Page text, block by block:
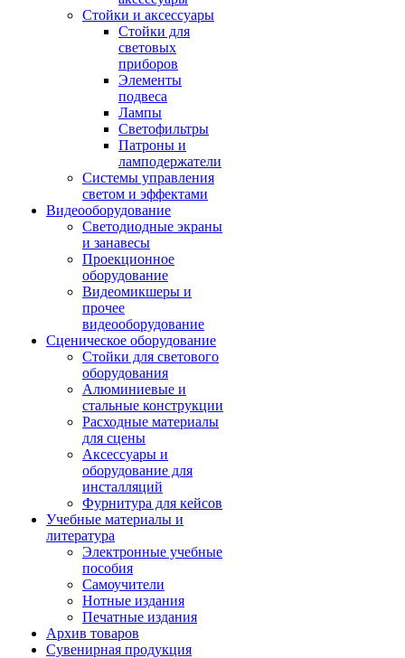
Стойки и аксессуары
Стойки для
световых
приборов
Элементы
подвеса
Лампы
Светофильтры
Патроны и
ламподержатели
Системы управления
светом и эффектами
Видеооборудование
Светодиодные экраны
и занавесы
Проекционное
оборудование
Видеомикшеры и
прочее
видеооборудование
Сценическое оборудование
Стойки для светового
оборудования
Алюминиевые и
стальные конструкции
Расходные материалы
для сцены
Аксессуары и
оборудование для
инсталляций
Фурнитура для кейсов
Учебные материалы и
литература
Электронные учебные
пособия
Самоучители
Нотные издания
Печатные издания
Архив товаров
Сувенирная продукция